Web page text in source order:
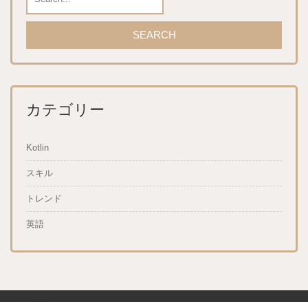
カテゴリー
Kotlin
スキル
トレンド
英語